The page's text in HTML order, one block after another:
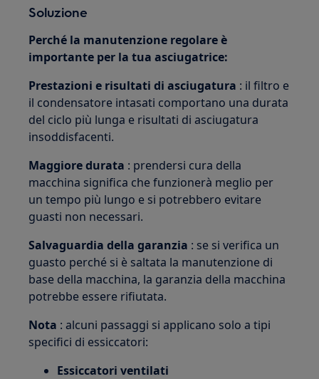
Soluzione
Perché la manutenzione regolare è
importante per la tua asciugatrice:
Prestazioni e risultati di asciugatura : il filtro e
il condensatore intasati comportano una durata
del ciclo più lunga e risultati di asciugatura
insoddisfacenti.
Maggiore durata : prendersi cura della
macchina significa che funzionerà meglio per
un tempo più lungo e si potrebbero evitare
guasti non necessari.
Salvaguardia della garanzia : se si verifica un
guasto perché si è saltata la manutenzione di
base della macchina, la garanzia della macchina
potrebbe essere rifiutata.
Nota : alcuni passaggi si applicano solo a tipi
specifici di essiccatori:
Essiccatori ventilati